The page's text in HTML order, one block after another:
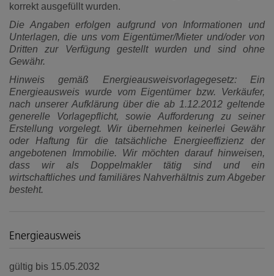
korrekt ausgefüllt wurden.
Die Angaben erfolgen aufgrund von Informationen und
Unterlagen, die uns vom Eigentümer/Mieter und/oder von
Dritten zur Verfügung gestellt wurden und sind ohne
Gewähr.
Hinweis gemäß Energieausweisvorlagegesetz: Ein
Energieausweis wurde vom Eigentümer bzw. Verkäufer,
nach unserer Aufklärung über die ab 1.12.2012 geltende
generelle Vorlagepflicht, sowie Aufforderung zu seiner
Erstellung vorgelegt. Wir übernehmen keinerlei Gewähr
oder Haftung für die tatsächliche Energieeffizienz der
angebotenen Immobilie. Wir möchten darauf hinweisen,
dass wir als Doppelmakler tätig sind und ein
wirtschaftliches und familiäres Nahverhältnis zum Abgeber
besteht.
Energieausweis
gültig bis 15.05.2032